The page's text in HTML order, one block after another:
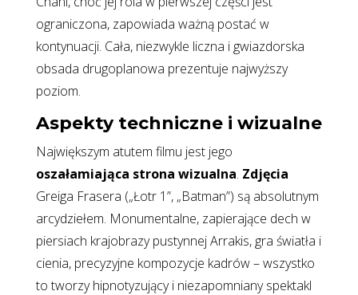
ograniczona, zapowiada ważną postać w
kontynuacji. Cała, niezwykle liczna i gwiazdorska
obsada drugoplanowa prezentuje najwyższy
poziom.
Aspekty techniczne i wizualne
Największym atutem filmu jest jego
oszałamiająca strona wizualna. Zdjęcia
Greiga Frasera („Łotr 1”, „Batman”) są absolutnym
arcydziełem. Monumentalne, zapierające dech w
piersiach krajobrazy pustynnej Arrakis, gra światła i
cienia, precyzyjne kompozycje kadrów – wszystko
to tworzy hipnotyzujący i niezapomniany spektakl